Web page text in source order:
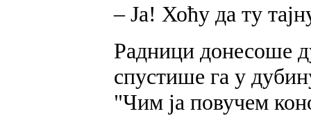
– Ја! Хоћу да ту
Радници донесоше
спустише га у
"Чим ја повучем